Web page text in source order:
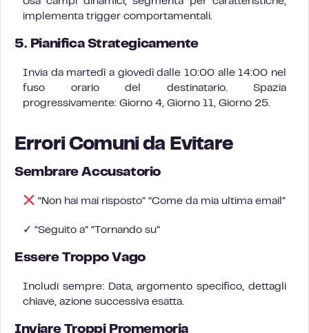
implementa trigger comportamentali.
5. Pianifica Strategicamente
Invia da martedì a giovedì dalle 10:00 alle 14:00 nel
fuso orario del destinatario. Spazia
progressivamente: Giorno 4, Giorno 11, Giorno 25.
Errori Comuni da Evitare
Sembrare Accusatorio
“Non hai mai risposto” “Come da mia ultima email”
✓ “Seguito a” “Tornando su”
Essere Troppo Vago
Includi sempre: Data, argomento specifico, dettagli
chiave, azione successiva esatta.
Inviare Troppi Promemoria